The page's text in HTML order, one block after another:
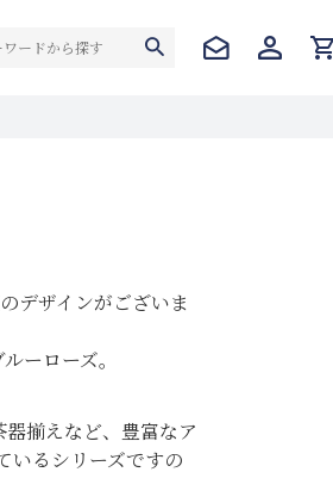
デザインがございま
ーローズ。
揃えなど、豊富なア
いるシリーズですの